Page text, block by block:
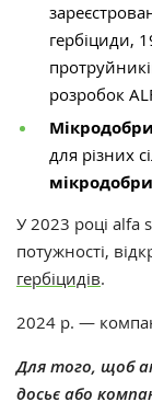
гербіциди,
розробок
для різних
У 2023 році alfa
потужності,
гербіцидів.
2024 р. —
Для того, щоб
досьє або